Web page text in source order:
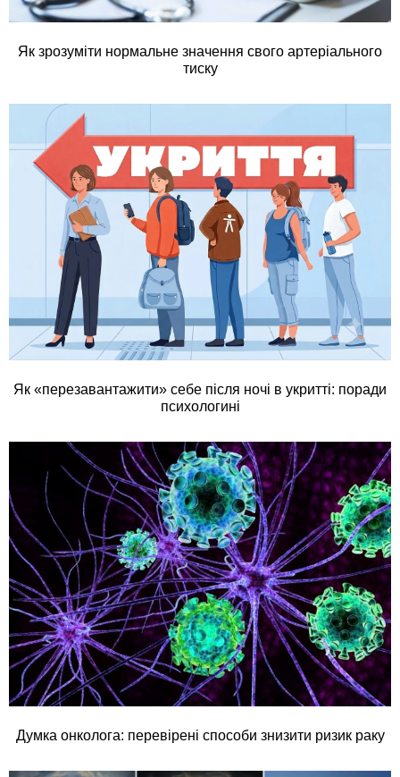
Як зрозуміти нормальне значення свого артеріального
тиску
Як «перезавантажити» себе після ночі в укритті: поради
психологині
Думка онколога: перевірені способи знизити ризик раку